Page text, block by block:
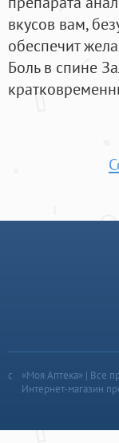
вкусов вам,
обеспечит
Боль в спине
«Моя Аптека» | Все
Интернет-магазин